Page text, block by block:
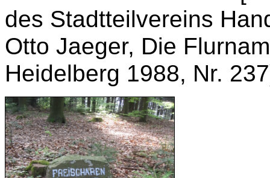
des Stadtteilvereins
Otto Jaeger, Die
Heidelberg 1988, Nr.